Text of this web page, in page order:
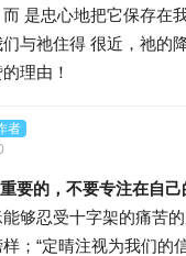
是忠心地把它保存在
与祂住得 很近，祂的
理由！
者
要的，不要专注在自
够忍受十字架的痛苦
；“定晴注视为我们的